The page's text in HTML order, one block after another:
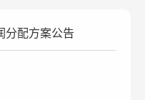
分配方案公告